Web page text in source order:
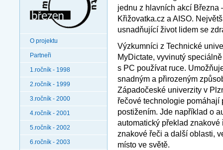
O projektu
Partneři
1.ročník - 1998
2.ročník - 1999
3.ročník - 2000
4.ročník - 2001
5.ročník - 2002
6.ročník - 2003
jednu z hlavních akcí
Křižovatka.cz a AISO.
usnadňující život lidem se
Výzkumníci z Technické
MyDictate, vyvinutý
s PC používat ruce.
snadným a přirozeným
Západočeské univerzity v
řečové technologie pomáhají
postižením. Jde například o
automatický překlad
znakové řeči a další oblasti,
místo ve světě.